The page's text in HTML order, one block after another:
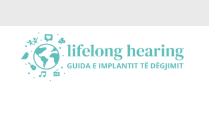
content